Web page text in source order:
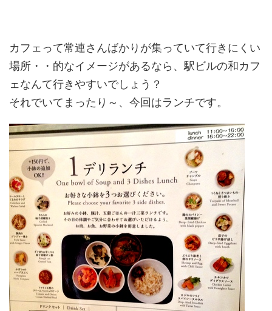
カフェって常連さんばかりが集っていて行きにくい
場所・・的なイメージがあるなら、駅ビルの和カフ
ェなんて行きやすいでしょう？
それでいてまったり～、今回はランチです。